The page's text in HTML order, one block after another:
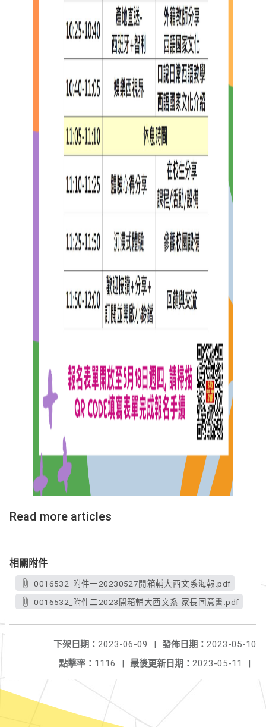
Read more articles
相關附件
0016532_附件一20230527開箱輔大西文系海報.pdf
0016532_附件二2023開箱輔大西文系-家長同意書.pdf
發佈日期： 2023-05-10
下架日期： 2023-06-09
|
最後更新日期： 2023-05-11 |
點擊率： 1116 |